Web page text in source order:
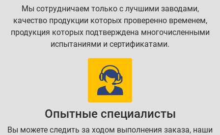
Мы сотрудничаем только с лучшими заводами,
качество продукции которых проверенно временем,
продукция которых подтверждена многочисленными
испытаниями и сертификатами.
Опытные специалисты
Вы можете следить за ходом выполнения заказа, наши